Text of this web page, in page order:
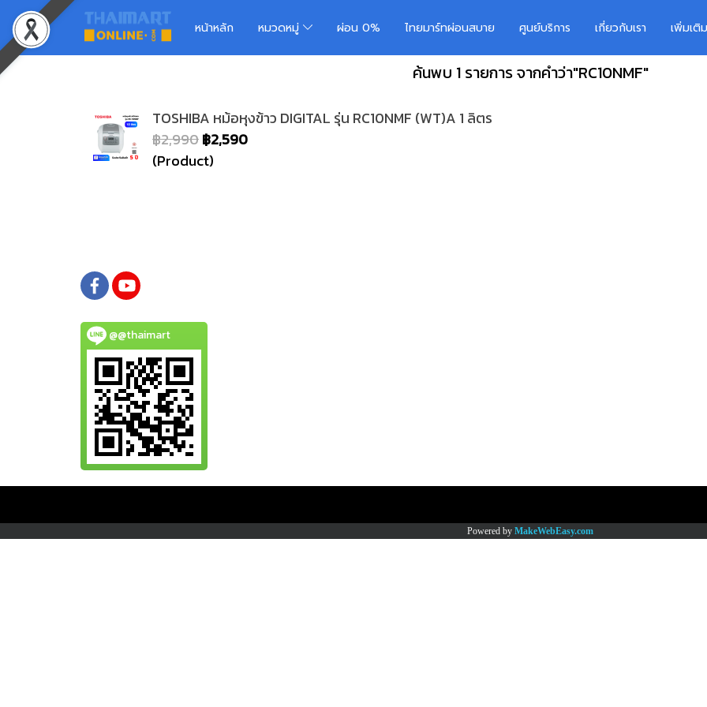
หน้าหลัก หมวดหมู่ ผ่อน 0% ไทยมาร์ทผ่อนสบาย ศูนย์บริการ เกี่ยวกับเรา เพิ่มเ
ค้นพบ 1 รายการ จากคำว่า"RC10NMF"
TOSHIBA หม้อหุงข้าว DIGITAL รุ่น RC10NMF (WT)A 1 ลิตร
฿2,990฿2,590
(Product)
@@thaimart
Powered by MakeWebEasy.com